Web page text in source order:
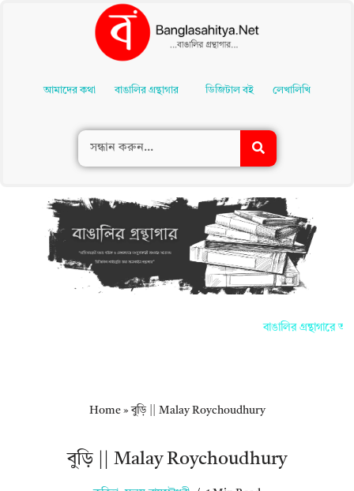
Contentআমাদের কথা বাঙালির গ্রন্থাগার ডিজিটাল বই লেখালিখি
বাঙালির গ্রন্থাগারে
Home»বুড়ি || Malay Roychoudhury
বুড়ি || Malay Roychoudhury